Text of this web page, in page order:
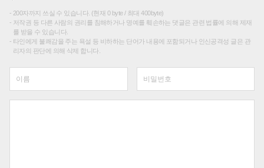
200자까지 쓰실 수 있습니다. (현재 0 byte / 최대 400byte)
저작권 등 다른 사람의 권리를 침해하거나 명예를 훼손하는 댓글은 관련 법률에 의해 제재
를 받을 수 있습니다.
타인에게 불쾌감을 주는 욕설 등 비하하는 단어가 내용에 포함되거나 인신공격성 글은 관
리자의 판단에 의해 삭제 합니다.